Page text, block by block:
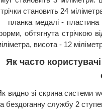
становить 24
планка медалі - пластина
обтягнута стрічкою
висота - 12
Як часто
видно зі скрина системи
бездоганну службу 2